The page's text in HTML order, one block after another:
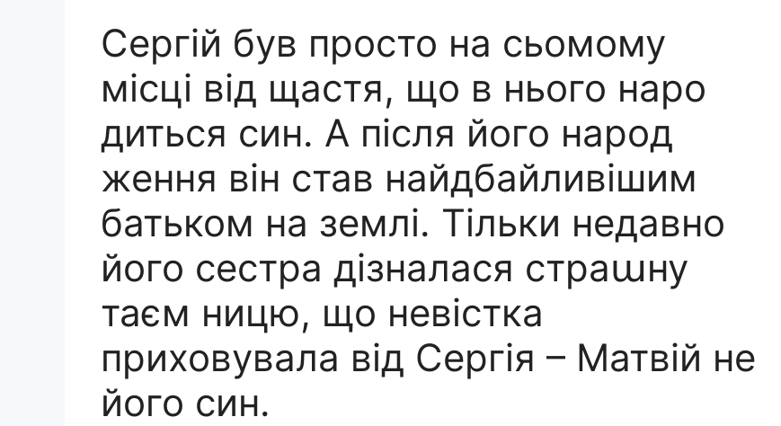
Сергій був просто на сьомому
місці від щастя, що в нього наро
диться син. А після його народ
ження він став найдбайливішим
батьком на землі. Тільки недавно
його сестра дізналася страաну
таєм ницю, що невістка
приховувала від Сергія – Матвій не
його син.